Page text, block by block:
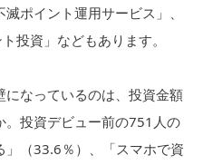
ポイント運用サービス」、
投資」などもあります。
なっているのは、投資金額
。投資デビュー前の751人の
」（33.6％）、「スマホで資